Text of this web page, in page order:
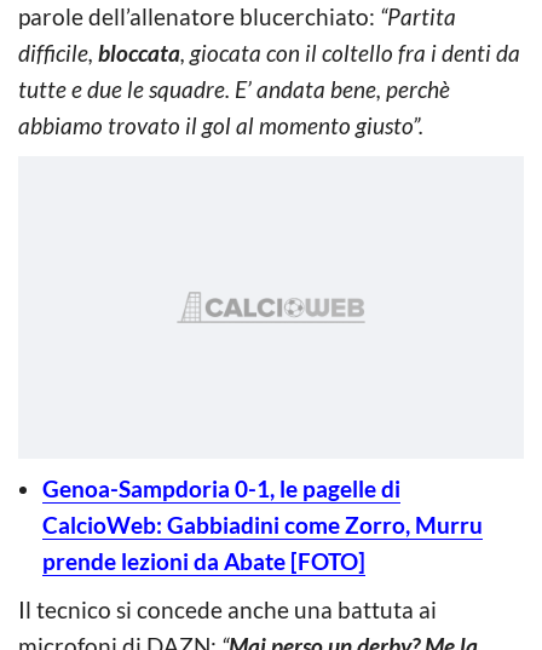
parole dell’allenatore blucerchiato: “Partita
difficile, bloccata, giocata con il coltello fra i denti da
tutte e due le squadre. E’ andata bene, perchè
abbiamo trovato il gol al momento giusto”.
Genoa-Sampdoria 0-1, le pagelle di
CalcioWeb: Gabbiadini come Zorro, Murru
prende lezioni da Abate [FOTO]
Il tecnico si concede anche una battuta ai